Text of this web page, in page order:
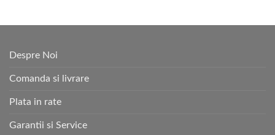
Despre Noi
Comanda si livrare
Plata in rate
Garantii si Service